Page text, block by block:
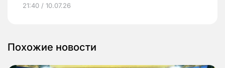
21:40 / 10.07.26
Похожие новости